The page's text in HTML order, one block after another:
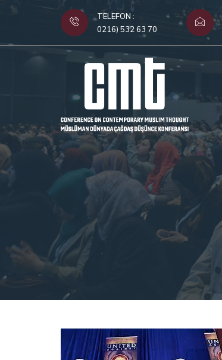
TELEFON :
0216) 532 63 70